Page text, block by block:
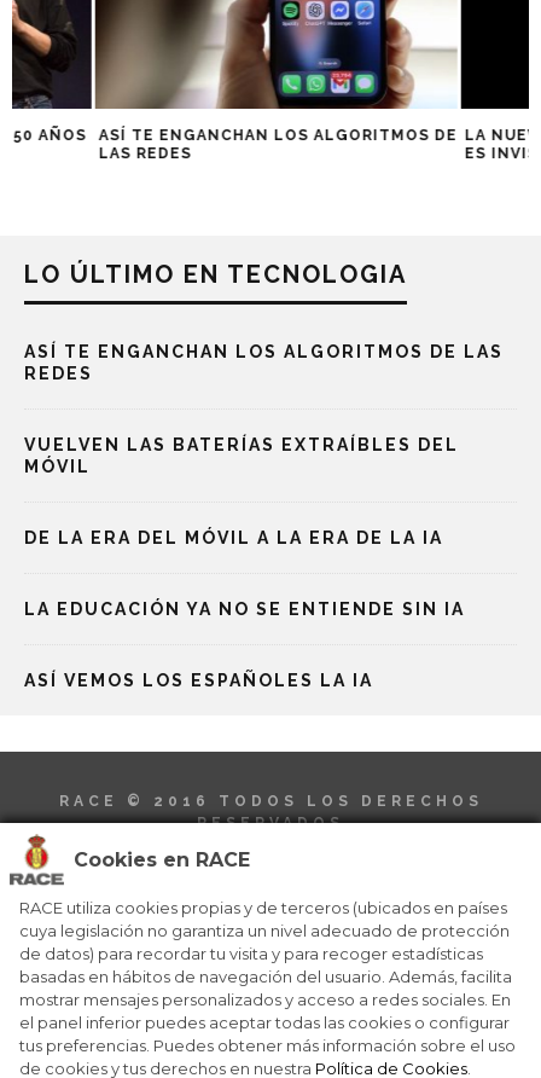
Cookies en RACE
RACE utiliza cookies propias y de terceros (ubicados en países
cuya legislación no garantiza un nivel adecuado de protección
de datos) para recordar tu visita y para recoger estadísticas
basadas en hábitos de navegación del usuario. Además, facilita
mostrar mensajes personalizados y acceso a redes sociales. En
el panel inferior puedes aceptar todas las cookies o configurar
tus preferencias. Puedes obtener más información sobre el uso
de cookies y tus derechos en nuestra Política de Cookies
ASÍ TE ENGANCHAN LOS ALGORITMOS DE
LAS REDES
LA NUEVA
ES INVISIBLE
LO ÚLTIMO EN TECNOLOGIA
ASÍ TE ENGANCHAN LOS ALGORITMOS DE LAS
REDES
VUELVEN LAS BATERÍAS EXTRAÍBLES DEL
MÓVIL
DE LA ERA DEL MÓVIL A LA ERA DE LA IA
LA EDUCACIÓN YA NO SE ENTIENDE SIN IA
ASÍ VEMOS LOS ESPAÑOLES LA IA
RACE © 2016
TODOS LOS DERECHOS
RESERVADOS
QUIENES SOMOS
NÚMEROS ANTERIORES
CONTACTO
AVISO LEGAL
POLÍTICA DE COOKIES